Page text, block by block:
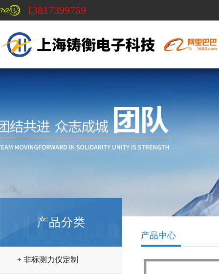
13817399759
产品分类
+ 非标测力仪定制
产品中心